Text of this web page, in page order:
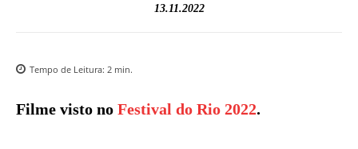
13.11.2022
Tempo de Leitura: 2 min.
Filme visto no Festival do Rio 2022.